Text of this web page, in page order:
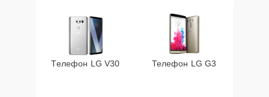
Телефон LG V30 Телефон LG G3